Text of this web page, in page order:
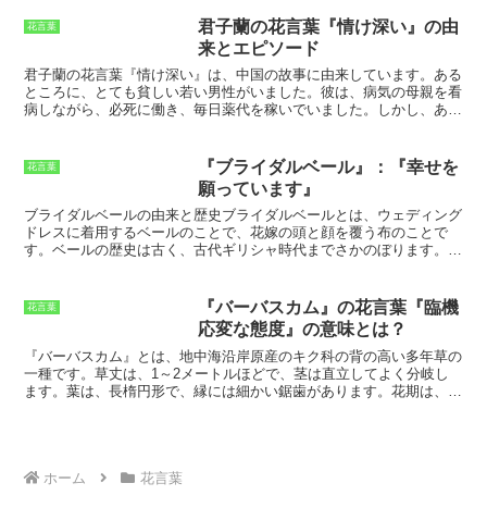
を経て6世紀ごろに伝わったとされ、『日
本書紀』には、天武天皇が飢饉対策とし
て全国に小麦の栽培を奨励したとの記述
があります。今日では、世界中で小麦の
栽培が行われており、世界の穀物生産量
の約2割を小麦が占めています。主要な小
す。小麦は、パン、パスタ、麺類、クッ
キー、ケーキなど、さまざまな食品の原
料として使用されています。
粉は、でんぷん、タンパク質、ビタミ
ン、ミネラルが豊富で、栄養価の高い食
品です。小麦は人類の食生活に欠かせな
花言葉
君子蘭の花言葉『情け深い』の由
来とエピソード
君子蘭の花言葉『情け深い』は、中国の故事に由来しています。ある
ところに、とても貧しい若い男性がいました。彼は、病気の母親を看
病しながら、必死に働き、毎日薬代を稼いでいました。しかし、ある
親の病状は悪化の一途をたどっていました。そんなある日、男性は庭
に咲く君子蘭の花を見つけました。その花は、とても美しく、男性は
思わず心を奪われました。男性は、その花を母親にプレゼントしまし
た。すると、母親は、その花を見てとても喜びました。そして、その
日から、母親の病状はみるみるうちに回復していったのです。男性
は、君子蘭の花に感謝し、その花のことを「情け深い花」と呼ぶよう
花言葉
『ブライダルベール』：『幸せを
願っています』
ブライダルベールの由来と歴史 ブライダルベールとは、ウェディング
ドレスに着用するベールのことで、花嫁の頭と顔を覆う布のことで
す。ベールの歴史は古く、古代ギリシャ時代までさかのぼります。古
の頭部を悪霊から守るためのものでもあったと考えられています。中
世ヨーロッパでは、ベールは花嫁の社会的地位や富の象徴とされてお
り、貴族の花嫁は長いベールを着用していました。また、この時代に
は、ベールは花嫁の顔を覆うだけでなく、花嫁の身体全体を覆うこと
もありました。これは、花嫁の身体が男性の目から守られるためと考
えられています。ルネッサンス期には、ベールはより装飾的なものと
着用されています。ベールの長さは、花嫁の好みやウェディングドレ
花言葉
『バーバスカム』の花言葉『臨機
応変な態度』の意味とは？
『バーバスカム』とは、地中海沿岸原産のキク科の背の高い多年草の
一種です。草丈は、1～2メートルほどで、茎は直立してよく分岐し
ます。葉は、長楕円形で、縁には細かい鋸歯があります。花期は、6
す。繁殖は、種まきまたは株分けで行うことができます。
ホーム 花言葉